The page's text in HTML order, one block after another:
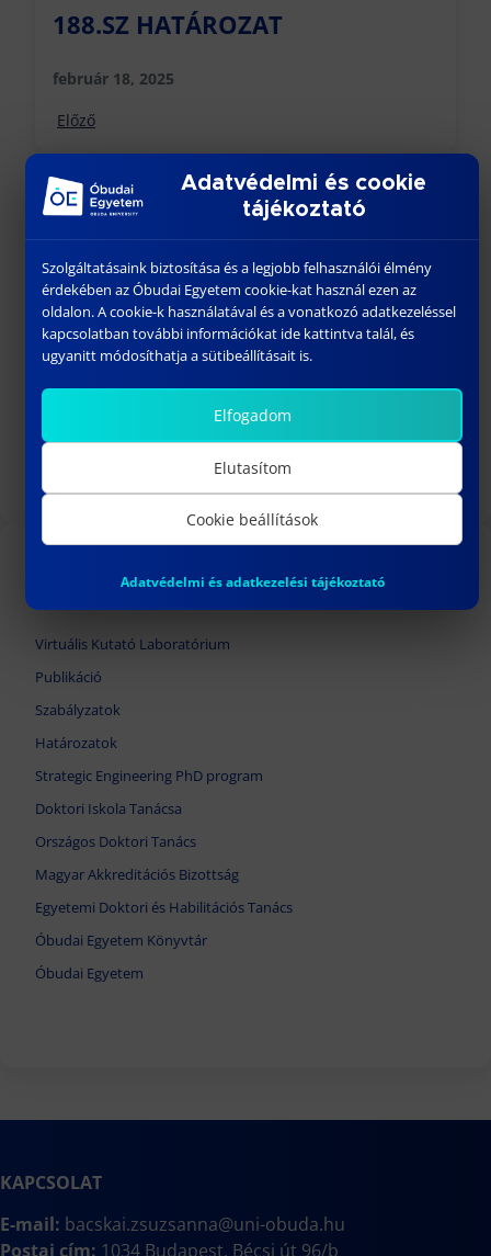
188.SZ HATÁROZAT
február 18, 2025
Előző
190.SZ HATÁROZAT
TOVÁBBI LINKEK
Virtuális Kutató Laboratórium
Publikáció
Szabályzatok
Határozatok
Strategic Engineering PhD program
Doktori Iskola Tanácsa
Országos Doktori Tanács
Magyar Akkreditációs Bizottság
Egyetemi Doktori és Habilitációs Tanács
Óbudai Egyetem Könyvtár
Óbudai Egyetem
KAPCSOLAT
E-mail: bacskai.zsuzsanna@uni-obuda.hu
Postai cím: 1034 Budapest, Bécsi út 96/b
Adatvédelmi és cookie
tájékoztató
Szolgáltatásaink biztosítása és a legjobb felhasználói élmény
érdekében az Óbudai Egyetem cookie-kat használ ezen az
oldalon. A cookie-k használatával és a vonatkozó adatkezeléssel
kapcsolatban további információkat ide kattintva talál, és
ugyanitt módosíthatja a sütibeállításait is.
Elfogadom
Elutasítom
Cookie beállítások
Adatvédelmi és adatkezelési tájékoztató